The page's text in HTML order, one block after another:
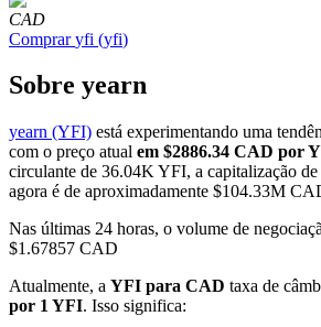
Futuros COIN-M
Futuros de criptomoeda
TradFi
Derivativos de ações, câmbio, metais
CAD
Comprar yfi (yfi)
Sobre yearn
yearn (YFI) está experimentando uma
com o preço atual em $2886.34 CAD por
circulante de 36.04K YFI, a capitalização
agora é de aproximadamente $104.33M
Nas últimas 24 horas, o volume de
$1.67857 CAD
Atualmente, a YFI para CAD taxa de
por 1 YFI. Isso significa: